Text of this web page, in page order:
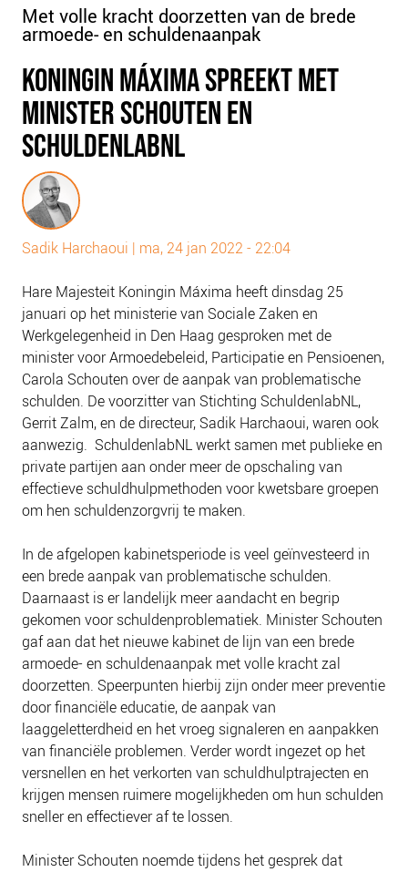
PLINKR NAZORG
SOCIALDEBT
DOORBRAAKMETHODE
COLLECTIEF SCHULDREGELEN
DE VOORZIENINGENWIJZER
NEDERLANDSE SCHULDHULPROUTE (NSR)
OVER ONS
VISIE EN MISSIE
ONZE PARTNERS
VACATURES
IN DE MEDIA
OVER NCFG
NIEUWS
BLOGS
Met volle kracht doorzetten van de brede
armoede- en schuldenaanpak
KONINGIN MÁXIMA SPREEKT MET
MINISTER SCHOUTEN EN
SCHULDENLABNL
Sadik Harchaoui | ma, 24 jan 2022 - 22:04
Hare Majesteit Koningin Máxima heeft dinsdag 25
januari op het ministerie van Sociale Zaken en
Werkgelegenheid in Den Haag gesproken met de
minister voor Armoedebeleid, Participatie en Pensioenen,
Carola Schouten over de aanpak van problematische
schulden. De voorzitter van Stichting SchuldenlabNL,
Gerrit Zalm, en de directeur, Sadik Harchaoui, waren ook
aanwezig. SchuldenlabNL werkt samen met publieke en
private partijen aan onder meer de opschaling van
effectieve schuldhulpmethoden voor kwetsbare groepen
om hen schuldenzorgvrij te maken.
In de afgelopen kabinetsperiode is veel geïnvesteerd in
een brede aanpak van problematische schulden.
Daarnaast is er landelijk meer aandacht en begrip
gekomen voor schuldenproblematiek. Minister Schouten
gaf aan dat het nieuwe kabinet de lijn van een brede
armoede- en schuldenaanpak met volle kracht zal
doorzetten. Speerpunten hierbij zijn onder meer preventie
door financiële educatie, de aanpak van
laaggeletterdheid en het vroeg signaleren en aanpakken
van financiële problemen. Verder wordt ingezet op het
versnellen en het verkorten van schuldhulptrajecten en
krijgen mensen ruimere mogelijkheden om hun schulden
sneller en effectiever af te lossen.
Minister Schouten noemde tijdens het gesprek dat